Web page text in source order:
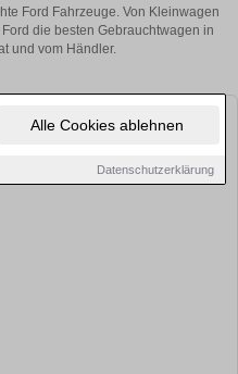
Alle Cookies ablehnen
Datenschutzerklärung
Ford Fahrzeuge. Von Kleinwagen
die besten Gebrauchtwagen in
und vom Händler.